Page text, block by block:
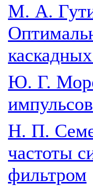
М. А.
Ю. Г.
Н. П.
частоты
фильтром